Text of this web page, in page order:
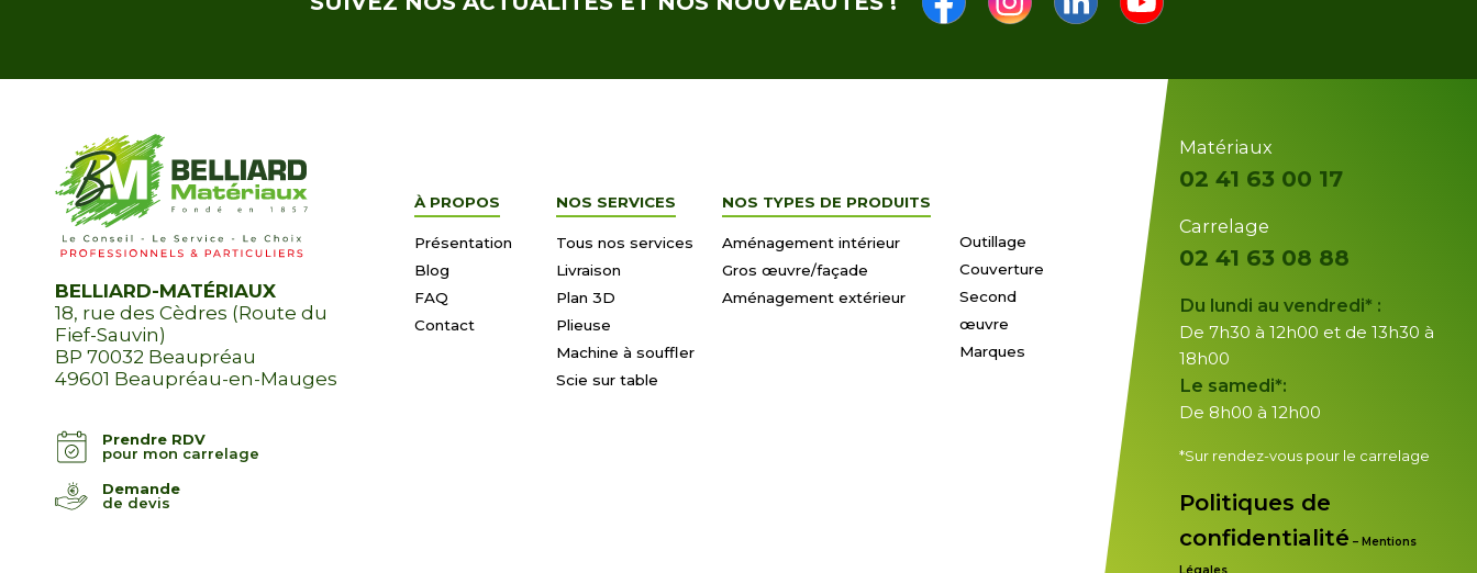
BELLIARD-MATÉRIAUX
18, rue des Cèdres (Route du
Fief-Sauvin)
BP 70032 Beaupréau
49601 Beaupréau-en-Mauges
Prendre RDV
pour mon carrelage
Demande
de devis
À PROPOS
Présentation
Blog
FAQ
Contact
NOS SERVICES
Tous nos services
Livraison
Plan 3D
Plieuse
Machine à souffler
Scie sur table
NOS TYPES DE PRODUITS
Aménagement intérieur
Gros œuvre/façade
Aménagement extérieur
Outillage
Couverture
Second
œuvre
Marques
Matériaux
02 41 63 00 17
Carrelage
02 41 63 08 88
Du lundi au vendredi* :
De 7h30 à 12h00 et de 13h30 à
18h00
Le samedi*:
De 8h00 à 12h00
*Sur rendez-vous pour le carrelage
Politiques de
confidentialité – Mentions